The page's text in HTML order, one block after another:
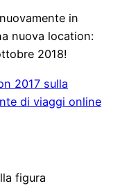
in
nuova location:
2018!
2017 sulla
di viaggi online
figura